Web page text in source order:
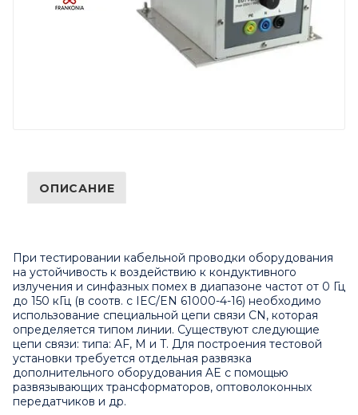
ОПИСАНИЕ
При тестировании кабельной проводки оборудования
на устойчивость к воздействию к кондуктивного
излучения и синфазных помех в диапазоне частот от 0 Гц
до 150 кГц (в соотв. с IEC/EN 61000-4-16) необходимо
использование специальной цепи связи CN, которая
определяется типом линии. Существуют следующие
цепи связи: типа: AF, M и T. Для построения тестовой
установки требуется отдельная развязка
дополнительного оборудования AE с помощью
развязывающих трансформаторов, оптоволоконных
передатчиков и др.